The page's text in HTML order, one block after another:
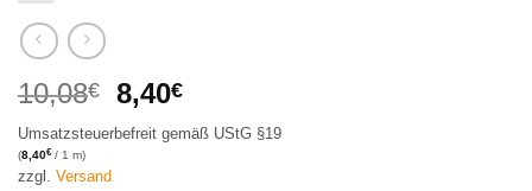
10,08€
Ursprünglicher
Preis
war:
8,40€Aktueller
Preis
ist:
Umsatzsteuerbefreit gemäß UStG §19
(8,40€/ 1 m)
zzgl. Versand